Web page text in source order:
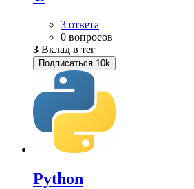
3 ответа
0 вопросов
3 Вклад в тег
Подписаться 10k
Python